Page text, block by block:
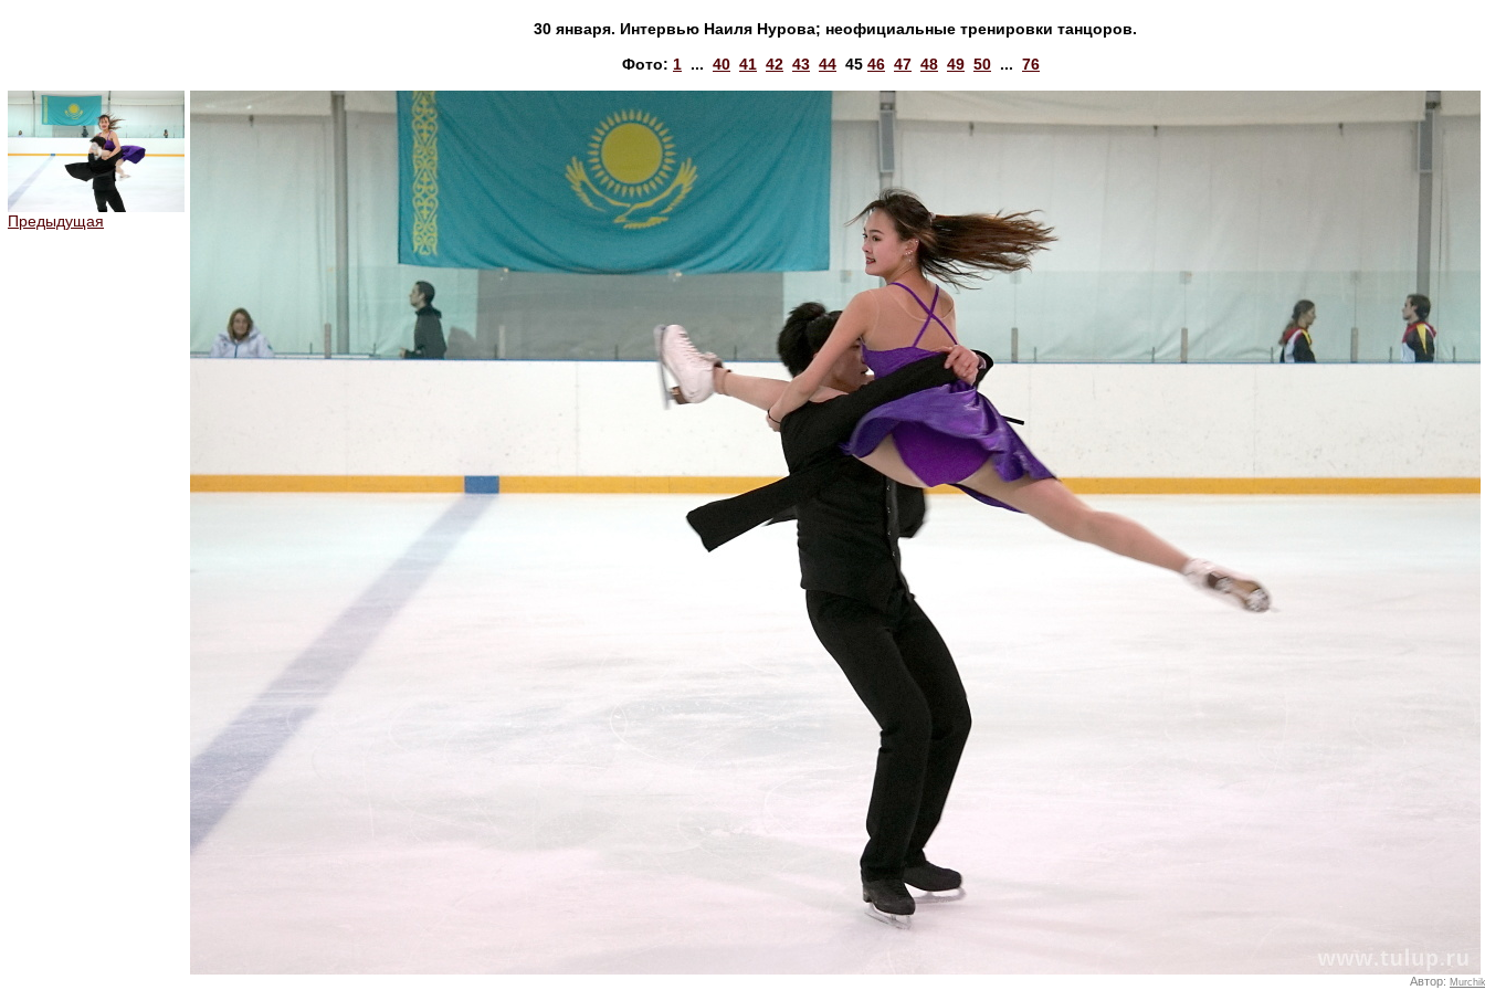
30 января. Интервью Наиля Нурова; неофициальные тренировки танцоров.
Фото: 1 ... 40 41 42 43 44 45 46 47 48 49 50 ... 76
Предыдущая
Автор: Murchik